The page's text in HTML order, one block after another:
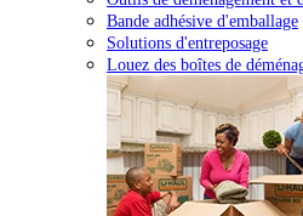
Bande adhésive d'emballage
Solutions d'entreposage
Louez des boîtes de